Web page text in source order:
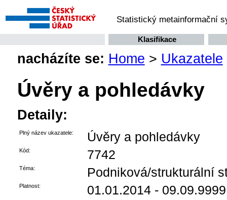
Statistický metainformační
Klasifikace
nacházíte se: Home > Ukazatele
Úvěry a pohledávky
Detaily:
Plný název ukazatele: Úvěry a pohledávky
Kód: 7742
Téma: Podniková/strukturální
Platnost: 01.01.2014 - 09.09.9999